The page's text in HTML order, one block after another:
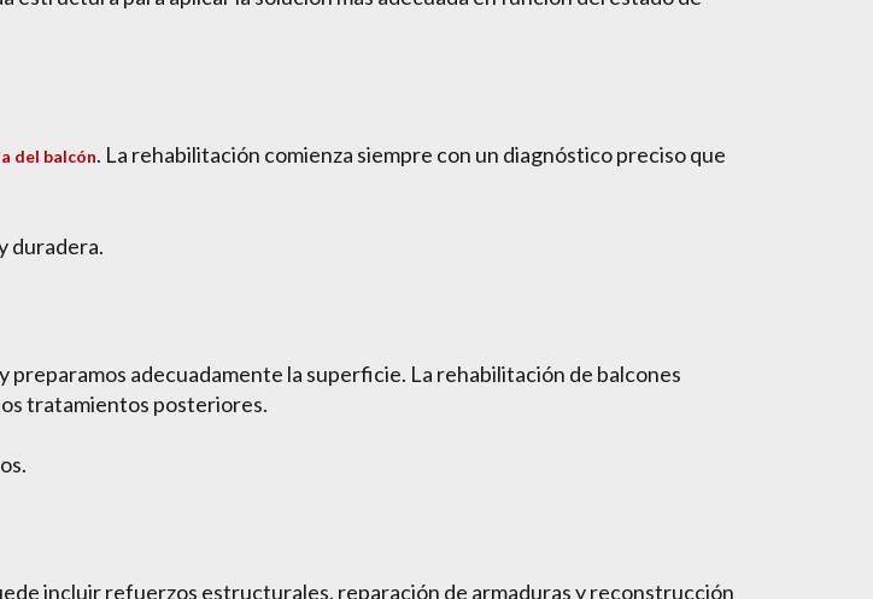
del balcón. La rehabilitación comienza siempre con un diagnóstico preciso que
duradera.
preparamos adecuadamente la superficie. La rehabilitación de balcones
tratamientos posteriores.
incluir refuerzos estructurales, reparación de armaduras y reconstrucción